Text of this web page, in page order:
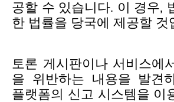
공할 수 있습니다. 이 경우,
한 법률을 당국에 제공할 것
토론 게시판이나 서비스에
을 위반하는 내용을 발견
플랫폼의 신고 시스템을 이